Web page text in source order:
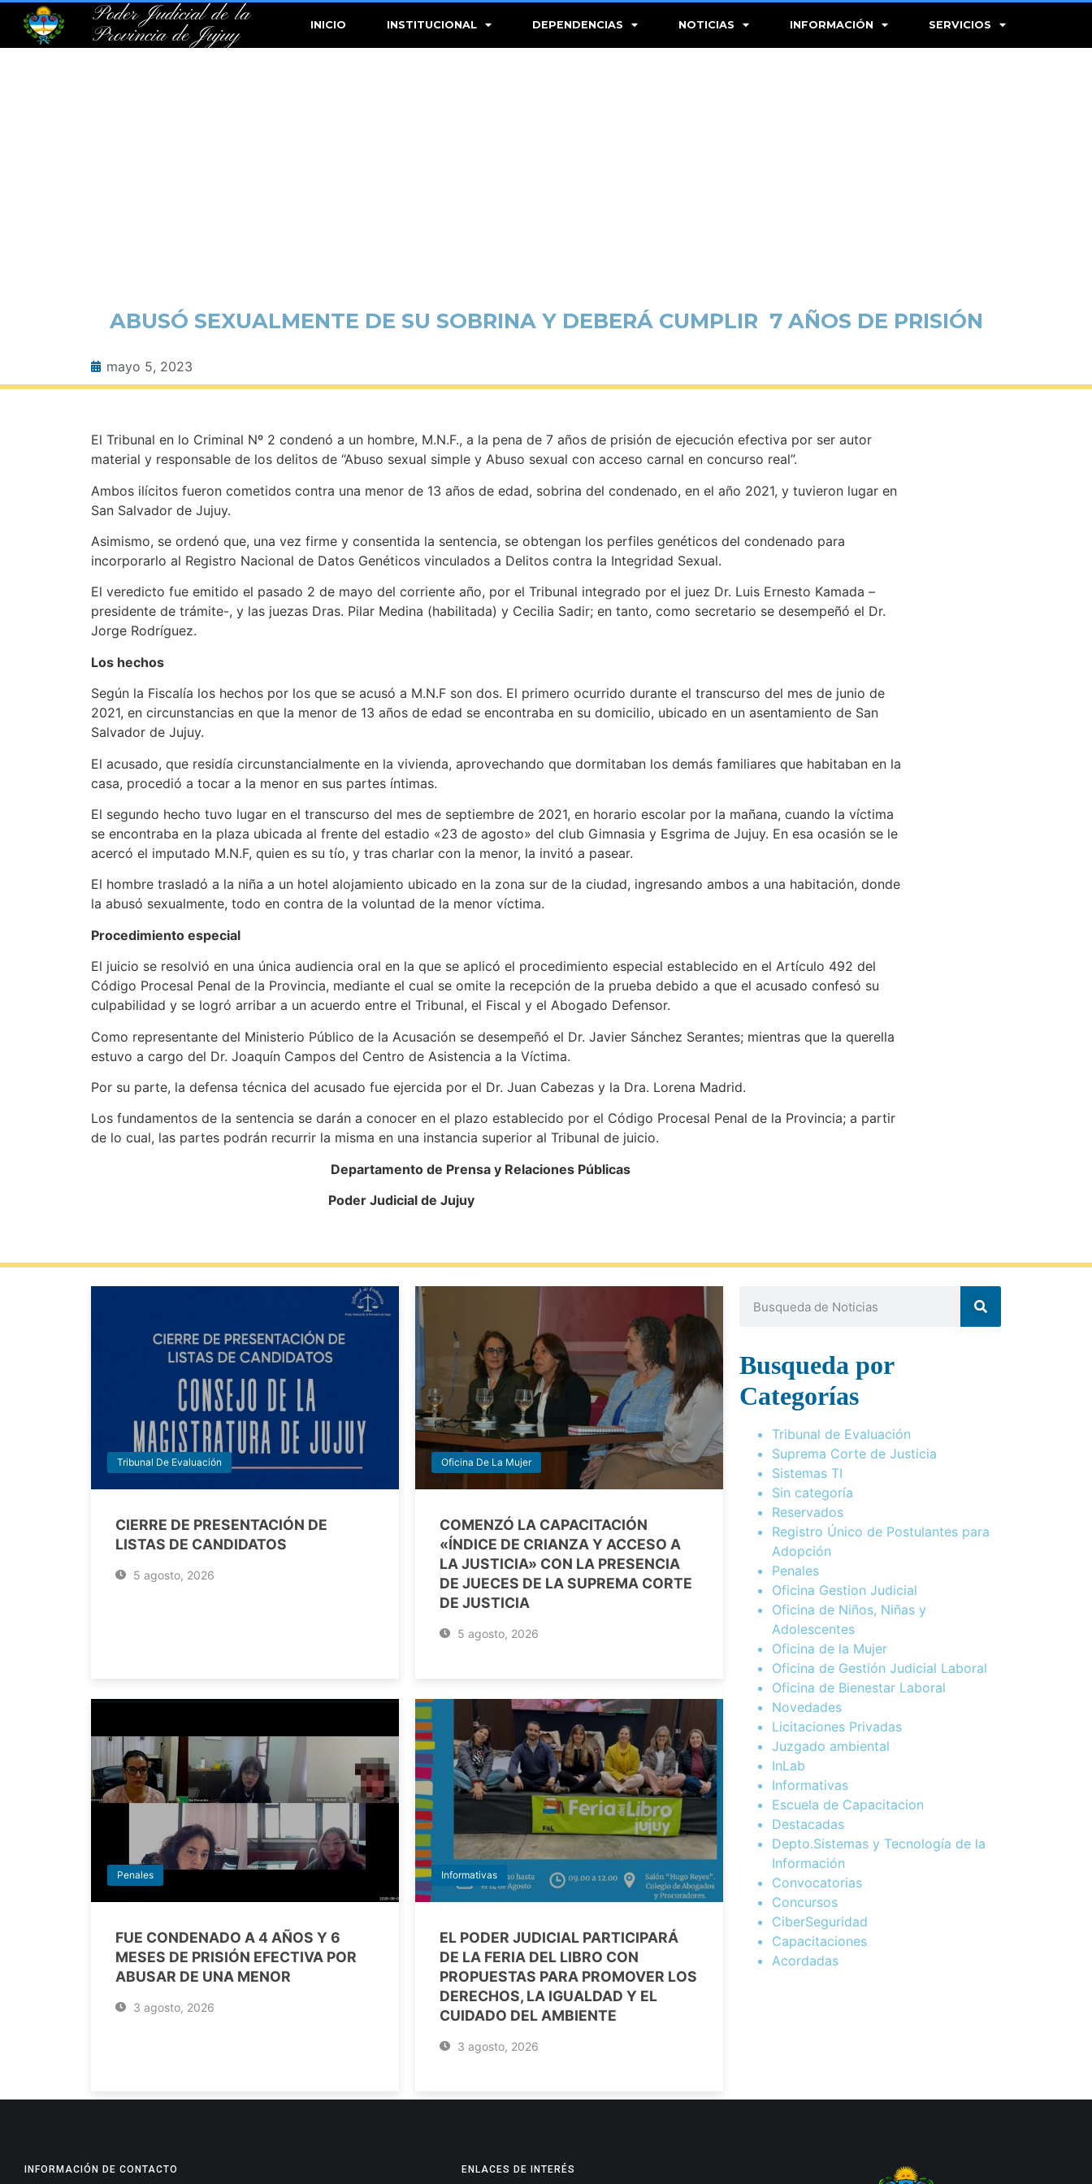
Poder Judicial de la
Provincia de Jujuy
INICIO INSTITUCIONAL DEPENDENCIAS NOTICIAS INFORMACIÓN SERVICIOS
ABUSÓ SEXUALMENTE DE SU SOBRINA Y DEBERÁ CUMPLIR 7 AÑOS DE PRISIÓN
mayo 5, 2023
El Tribunal en lo Criminal Nº 2 condenó a un hombre, M.N.F., a la pena de 7 años de prisión de ejecución efectiva por ser autor
material y responsable de los delitos de “Abuso sexual simple y Abuso sexual con acceso carnal en concurso real”.
Ambos ilícitos fueron cometidos contra una menor de 13 años de edad, sobrina del condenado, en el año 2021, y tuvieron lugar en
San Salvador de Jujuy.
Asimismo, se ordenó que, una vez firme y consentida la sentencia, se obtengan los perfiles genéticos del condenado para
incorporarlo al Registro Nacional de Datos Genéticos vinculados a Delitos contra la Integridad Sexual.
El veredicto fue emitido el pasado 2 de mayo del corriente año, por el Tribunal integrado por el juez Dr. Luis Ernesto Kamada –
presidente de trámite-, y las juezas Dras. Pilar Medina (habilitada) y Cecilia Sadir; en tanto, como secretario se desempeñó el Dr.
Jorge Rodríguez.
Los hechos
Según la Fiscalía los hechos por los que se acusó a M.N.F son dos. El primero ocurrido durante el transcurso del mes de junio de
2021, en circunstancias en que la menor de 13 años de edad se encontraba en su domicilio, ubicado en un asentamiento de San
Salvador de Jujuy.
El acusado, que residía circunstancialmente en la vivienda, aprovechando que dormitaban los demás familiares que habitaban en la
casa, procedió a tocar a la menor en sus partes íntimas.
El segundo hecho tuvo lugar en el transcurso del mes de septiembre de 2021, en horario escolar por la mañana, cuando la víctima
se encontraba en la plaza ubicada al frente del estadio «23 de agosto» del club Gimnasia y Esgrima de Jujuy. En esa ocasión se le
acercó el imputado M.N.F, quien es su tío, y tras charlar con la menor, la invitó a pasear.
El hombre trasladó a la niña a un hotel alojamiento ubicado en la zona sur de la ciudad, ingresando ambos a una habitación, donde
la abusó sexualmente, todo en contra de la voluntad de la menor víctima.
Procedimiento especial
El juicio se resolvió en una única audiencia oral en la que se aplicó el procedimiento especial establecido en el Artículo 492 del
Código Procesal Penal de la Provincia, mediante el cual se omite la recepción de la prueba debido a que el acusado confesó su
culpabilidad y se logró arribar a un acuerdo entre el Tribunal, el Fiscal y el Abogado Defensor.
Como representante del Ministerio Público de la Acusación se desempeñó el Dr. Javier Sánchez Serantes; mientras que la querella
estuvo a cargo del Dr. Joaquín Campos del Centro de Asistencia a la Víctima.
Por su parte, la defensa técnica del acusado fue ejercida por el Dr. Juan Cabezas y la Dra. Lorena Madrid.
Los fundamentos de la sentencia se darán a conocer en el plazo establecido por el Código Procesal Penal de la Provincia; a partir
de lo cual, las partes podrán recurrir la misma en una instancia superior al Tribunal de juicio.
Departamento de Prensa y Relaciones Públicas
Poder Judicial de Jujuy
Tribunal De Evaluación
CIERRE DE PRESENTACIÓN DE
LISTAS DE CANDIDATOS
5 agosto, 2026
Oficina De La Mujer
COMENZÓ LA CAPACITACIÓN
«ÍNDICE DE CRIANZA Y ACCESO A
LA JUSTICIA» CON LA PRESENCIA
DE JUECES DE LA SUPREMA CORTE
DE JUSTICIA
5 agosto, 2026
Penales
FUE CONDENADO A 4 AÑOS Y 6
MESES DE PRISIÓN EFECTIVA POR
ABUSAR DE UNA MENOR
3 agosto, 2026
Informativas
EL PODER JUDICIAL PARTICIPARÁ
DE LA FERIA DEL LIBRO CON
PROPUESTAS PARA PROMOVER LOS
DERECHOS, LA IGUALDAD Y EL
CUIDADO DEL AMBIENTE
3 agosto, 2026
Busqueda por
Categorías
Tribunal de Evaluación
Suprema Corte de Justicia
Sistemas TI
Sin categoría
Reservados
Registro Único de Postulantes para
Adopción
Penales
Oficina Gestion Judicial
Oficina de Niños, Niñas y
Adolescentes
Oficina de la Mujer
Oficina de Gestión Judicial Laboral
Oficina de Bienestar Laboral
Novedades
Licitaciones Privadas
Juzgado ambiental
InLab
Informativas
Escuela de Capacitacion
Destacadas
Depto.Sistemas y Tecnología de la
Información
Convocatorias
Concursos
CiberSeguridad
Capacitaciones
Acordadas
INFORMACIÓN DE CONTACTO ENLACES DE INTERÉS